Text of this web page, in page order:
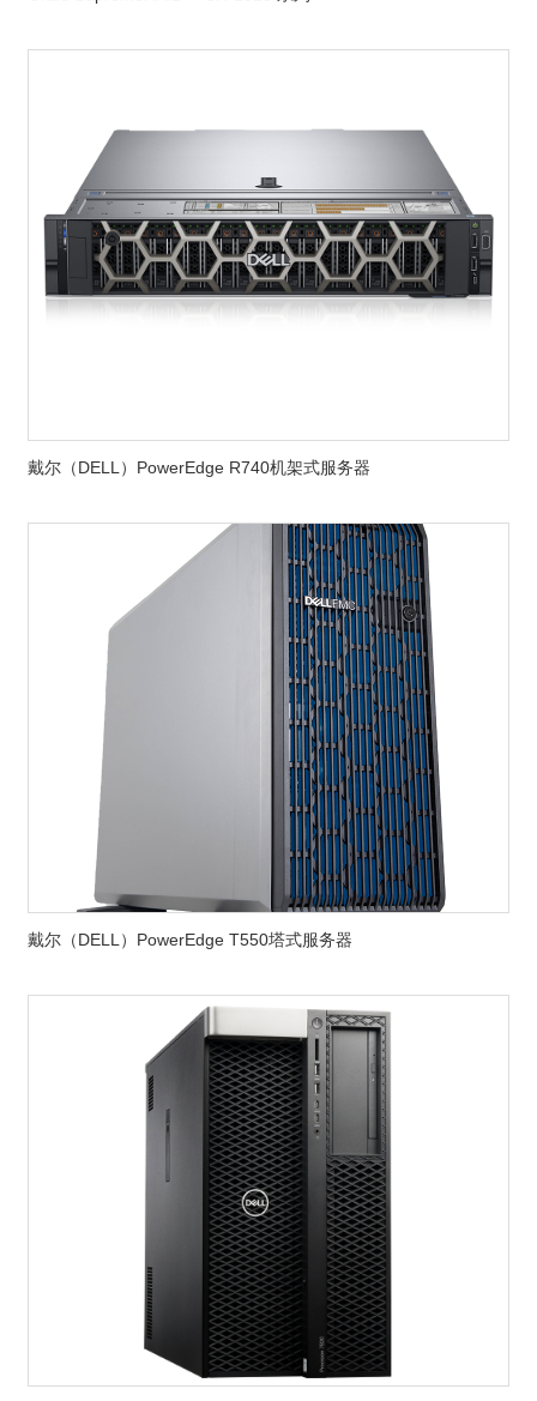
戴尔（DELL）PowerEdge R740机架式服务器
戴尔（DELL）PowerEdge T550塔式服务器